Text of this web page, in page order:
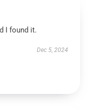
I found it.
Dec 5, 2024